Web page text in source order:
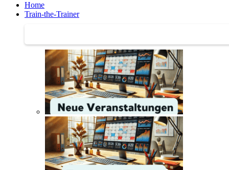
Home
Train-the-Trainer